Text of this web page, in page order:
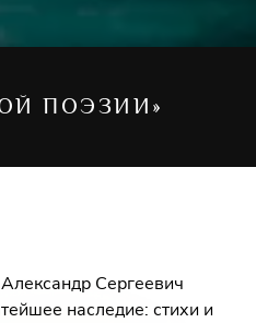
ПОЭЗИИ»
Сергеевич
наследие: стихи и